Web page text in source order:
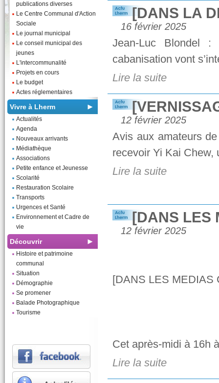
publications diverses
Le Centre Communal d'Action
Sociale
Le journal municipal
Le conseil municipal des
jeunes
L'intercommunalité
Projets en cours
Le budget
Actes réglementaires
Vivre à Lherm
Actualités
Agenda
Nouveaux arrivants
Médiathèque
Associations
Petite enfance et Jeunesse
Scolarité
Restauration Scolaire
Transports
Urgences et Santé
Environnement et Cadre de
vie
Découvrir
Histoire et patrimoine
communal
Situation
Démographie
Se promener
Balade Photographique
Tourisme
[DANS LA
16 février 2025
Jean-Luc Blondel
cabanisation vont
Lire la suite
12 février 2025
Avis aux amateurs
recevoir Yi Kai Chew,
Lire la suite
[DANS LES
12 février 2025
[DANS LES MEDIAS
Cet après-midi à 16h
Lire la suite